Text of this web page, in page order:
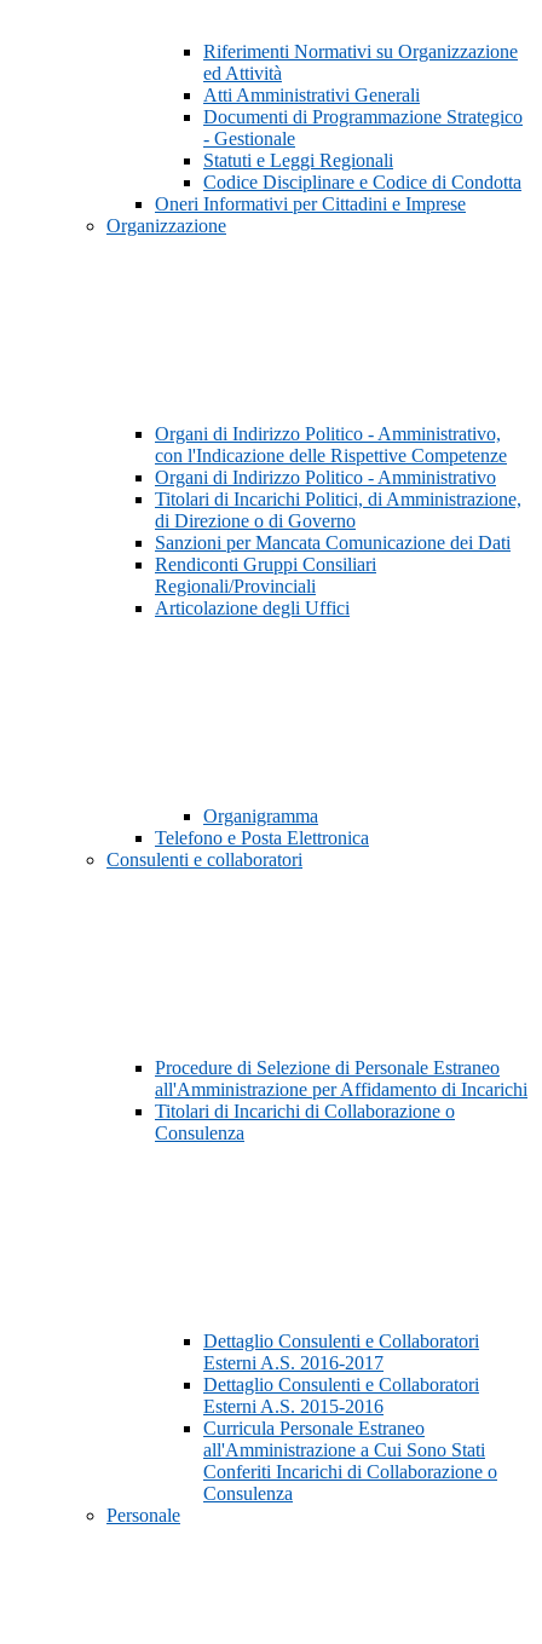
Riferimenti Normativi su Organizzazione
ed Attività
Atti Amministrativi Generali
Documenti di Programmazione Strategico
- Gestionale
Statuti e Leggi Regionali
Codice Disciplinare e Codice di Condotta
Oneri Informativi per Cittadini e Imprese
Organizzazione
Organi di Indirizzo Politico - Amministrativo,
con l'Indicazione delle Rispettive Competenze
Organi di Indirizzo Politico - Amministrativo
Titolari di Incarichi Politici, di Amministrazione,
di Direzione o di Governo
Sanzioni per Mancata Comunicazione dei Dati
Rendiconti Gruppi Consiliari
Regionali/Provinciali
Articolazione degli Uffici
Organigramma
Telefono e Posta Elettronica
Consulenti e collaboratori
Procedure di Selezione di Personale Estraneo
all'Amministrazione per Affidamento di Incarichi
Titolari di Incarichi di Collaborazione o
Consulenza
Dettaglio Consulenti e Collaboratori
Esterni A.S. 2016-2017
Dettaglio Consulenti e Collaboratori
Esterni A.S. 2015-2016
Curricula Personale Estraneo
all'Amministrazione a Cui Sono Stati
Conferiti Incarichi di Collaborazione o
Consulenza
Personale